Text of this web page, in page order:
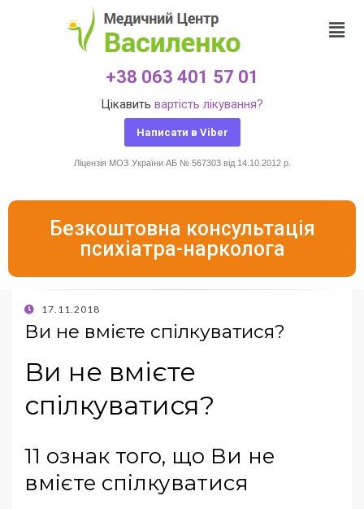
+38 063 401 57 01
Цікавить вартість лікування?
Написати в Viber
Ліцензія МОЗ України АБ № 567303 від 14.10.2012 р.
Безкоштовна консультація
психіатра-нарколога
17.11.2018
Ви не вмієте спілкуватися?
Ви не вмієте
спілкуватися?
11 ознак того, що Ви не
вмієте спілкуватися